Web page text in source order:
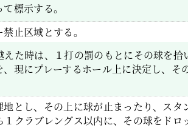
標示する。
止区域とする。
た時は、１打の罰のもとにその球を
現にプレーするホール上に決定し、そ
とし、その上に球が止まったり、スタ
クラブレングス以内に、その球をドロ